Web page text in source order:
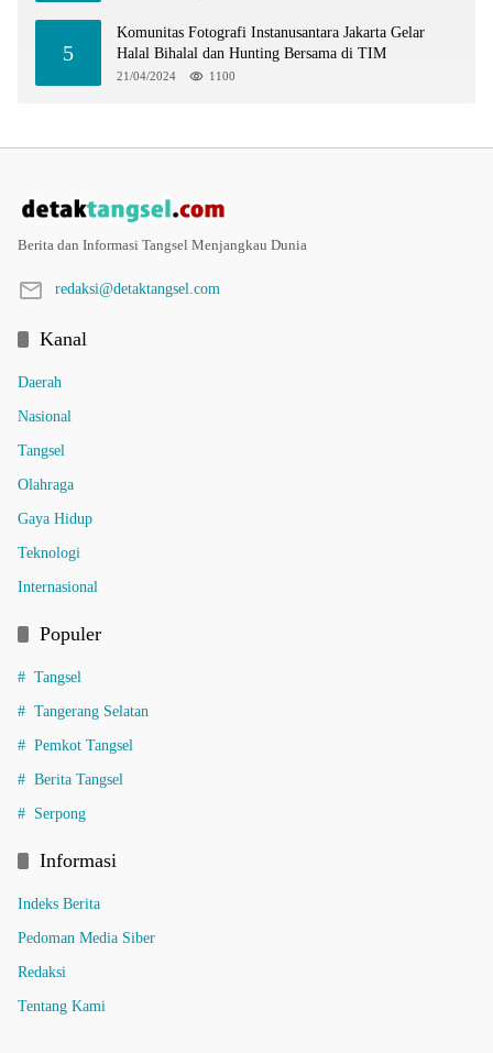
5
Komunitas Fotografi Instanusantara Jakarta Gelar
Halal Bihalal dan Hunting Bersama di TIM
21/04/2024 1100
Berita dan Informasi Tangsel Menjangkau Dunia
redaksi@detaktangsel.com
Kanal
Daerah
Nasional
Tangsel
Olahraga
Gaya Hidup
Teknologi
Internasional
Populer
Tangsel
Tangerang Selatan
Pemkot Tangsel
Berita Tangsel
Serpong
Informasi
Indeks Berita
Pedoman Media Siber
Redaksi
Tentang Kami